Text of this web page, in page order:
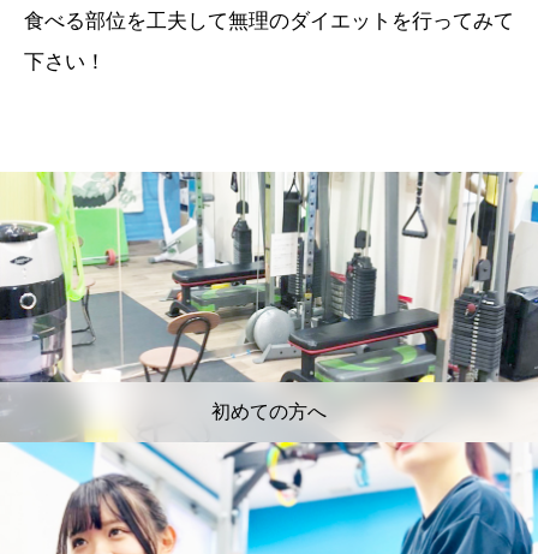
食べる部位を工夫して無理のダイエットを行ってみて
下さい！
初めての方へ